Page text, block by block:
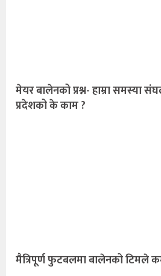
मेयर बालेनको प्रश्न- हाम्रा समस्या
प्रदेशको के काम ?
मैत्रिपूर्ण फुटबलमा बालेनको टिमले